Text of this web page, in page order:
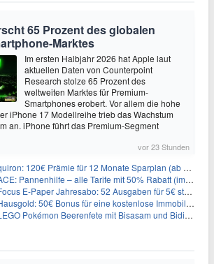
65 Prozent des globalen
Marktes
Im ersten Halbjahr 2026 hat Apple laut
aktuellen Daten von Counterpoint
Research stolze 65 Prozent des
weltweiten Marktes für Premium-
Smartphones erobert. Vor allem die hohe
iPhone 17 Modellreihe trieb das Wachstum
an. iPhone führt das Premium-Segment
vor 23 Stunden
120€ Prämie für 12 Monate Sparplan (ab 100€/Monat)
Pannenhilfe – alle Tarife mit 50% Rabatt (im ersten Jahr)
E-Paper Jahresabo: 52 Ausgaben für 5€ statt 207,48€ – per Formular kündbar!
50€ Bonus für eine kostenlose Immobilienbewertung
Pokémon Beerenfete mit Bisasam und Bidiza für 14,99€